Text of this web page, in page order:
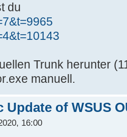
du
Trunk herunter
manuell.
of WSUS
16:00